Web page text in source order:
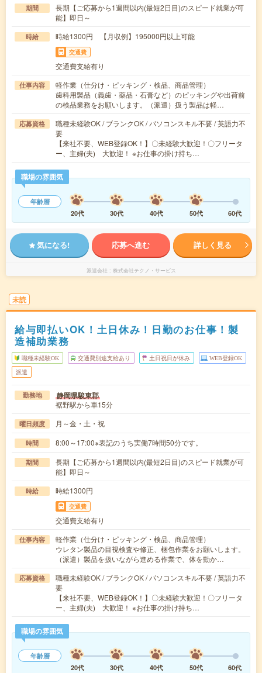
期間
長期【ご応募から1週間以内(最短2日目)のスピード就業が可
能】即日～
時給 時給1300円 【月収例】195000円以上可能
交通費
交通費支給有り
仕事内容
軽作業（仕分け・ピッキング・検品、商品管理）
歯科用製品（義歯・薬品・石膏など）のピッキングや出荷前
の検品業務をお願いします。（派遣）扱う製品は軽…
応募資格
職種未経験OK / ブランクOK / パソコンスキル不要 / 英語力不
要
【来社不要、WEB登録OK！】〇未経験大歓迎！〇フリータ
ー、主婦(夫) 大歓迎！ ※お仕事の掛け持ち…
職場の雰囲気
年齢層
20代
30代 40代 50代 60代
気になる! 応募へ進む 詳しく見る
派遣会社 株式会社テクノ・サービス
未読
給与即払いOK！土日休み！日勤のお仕事！製
造補助業務
職種未経験OK 交通費別途支給あり 土日祝日が休み WEB登録OK
派遣
勤務地 静岡県駿東郡
裾野駅から車15分
曜日頻度 月～金・土・祝
時間 8:00～17:00※表記のうち実働7時間50分です。
期間
長期【ご応募から1週間以内(最短2日目)のスピード就業が可
能】即日～
時給 時給1300円
交通費
交通費支給有り
仕事内容
軽作業（仕分け・ピッキング・検品、商品管理）
ウレタン製品の目視検査や修正、梱包作業をお願いします。
（派遣）製品を扱いながら進める作業で、体を動か…
応募資格
職種未経験OK / ブランクOK / パソコンスキル不要 / 英語力不
要
【来社不要、WEB登録OK！】〇未経験大歓迎！〇フリータ
ー、主婦(夫) 大歓迎！ ※お仕事の掛け持ち…
職場の雰囲気
年齢層
20代
30代 40代 50代 60代